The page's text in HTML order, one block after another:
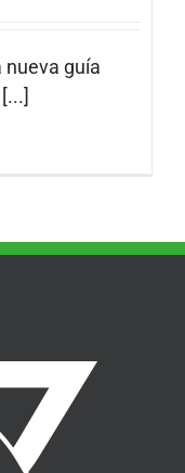
nueva guía